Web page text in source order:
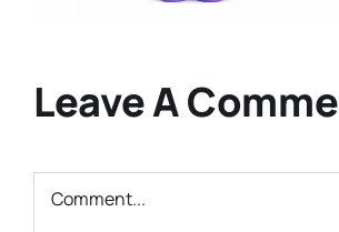
Leave A
Comment